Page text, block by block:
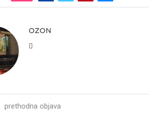
OZON
prethodna objava